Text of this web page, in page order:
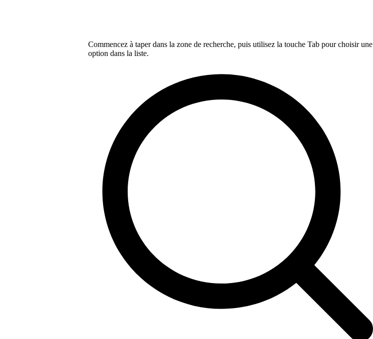
Commencez à taper dans la zone de recherche, puis utilisez la touche Tab pour choisir une
option dans la liste.